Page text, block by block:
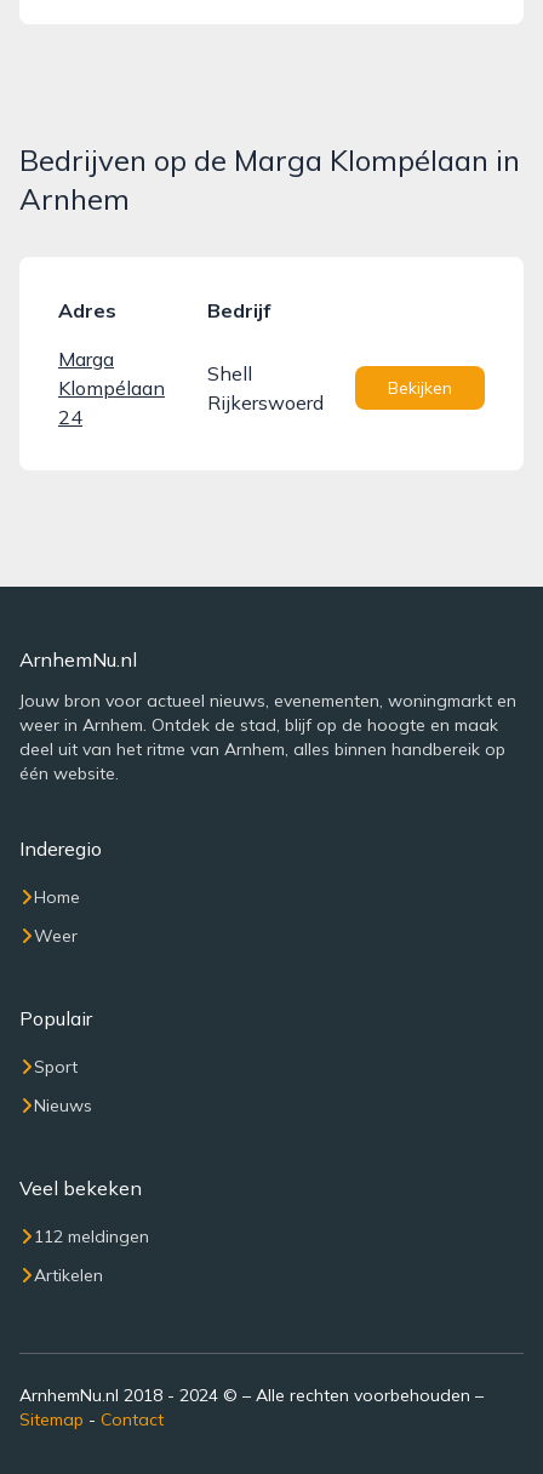
Bedrijven op de Marga Klompélaan in
Arnhem
Adres
Bedrijf
Marga
Klompélaan
24
Shell
Rijkerswoerd
Bekijken
ArnhemNu.nl
Jouw bron voor actueel nieuws, evenementen, woningmarkt en
weer in Arnhem. Ontdek de stad, blijf op de hoogte en maak
deel uit van het ritme van Arnhem, alles binnen handbereik op
één website.
Inderegio
Home
Weer
Populair
Sport
Nieuws
Veel bekeken
112 meldingen
Artikelen
ArnhemNu.nl 2018 - 2024 © – Alle rechten voorbehouden –
Sitemap - Contact